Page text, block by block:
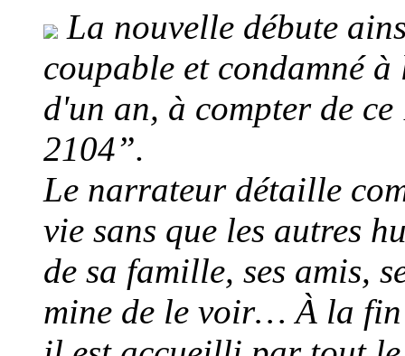
La nouvelle débute
coupable et condamné
d'un an, à compter de
2104”.
Le narrateur détaille
vie sans que les autres
de sa famille, ses amis,
mine de le voir… À la